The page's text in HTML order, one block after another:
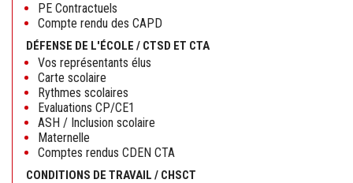
PE Contractuels
Compte rendu des CAPD
DÉFENSE DE L'ÉCOLE / CTSD ET CTA
Vos représentants élus
Carte scolaire
Rythmes scolaires
Evaluations CP/CE1
ASH / Inclusion scolaire
Maternelle
Comptes rendus CDEN CTA
CONDITIONS DE TRAVAIL / CHSCT